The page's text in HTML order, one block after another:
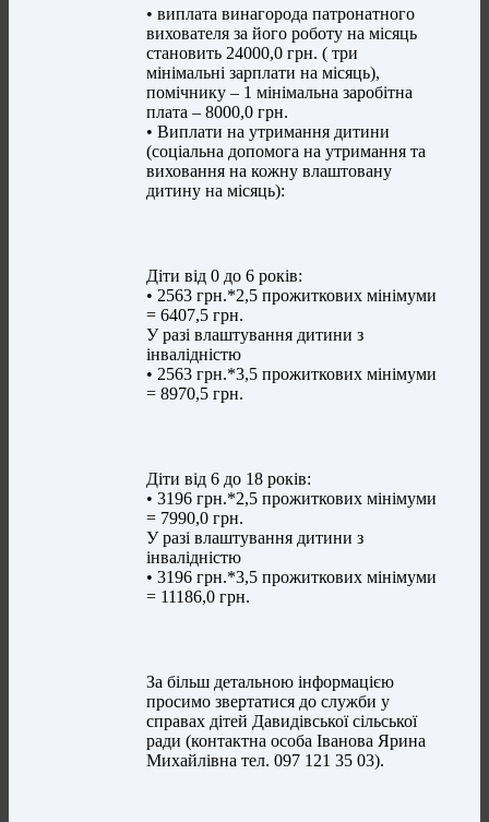
• виплата винагорода патронатного
вихователя за його роботу на місяць
становить 24000,0 грн. ( три
мінімальні зарплати на місяць),
помічнику – 1 мінімальна заробітна
плата – 8000,0 грн.
• Виплати на утримання дитини
(соціальна допомога на утримання та
виховання на кожну влаштовану
дитину на місяць):
Діти від 0 до 6 років:
• 2563 грн.*2,5 прожиткових мінімуми
= 6407,5 грн.
У разі влаштування дитини з
інвалідністю
• 2563 грн.*3,5 прожиткових мінімуми
= 8970,5 грн.
Діти від 6 до 18 років:
• 3196 грн.*2,5 прожиткових мінімуми
= 7990,0 грн.
У разі влаштування дитини з
інвалідністю
• 3196 грн.*3,5 прожиткових мінімуми
= 11186,0 грн.
За більш детальною інформацією
просимо звертатися до служби у
справах дітей Давидівської сільської
ради (контактна особа Іванова Ярина
Михайлівна тел. 097 121 35 03).